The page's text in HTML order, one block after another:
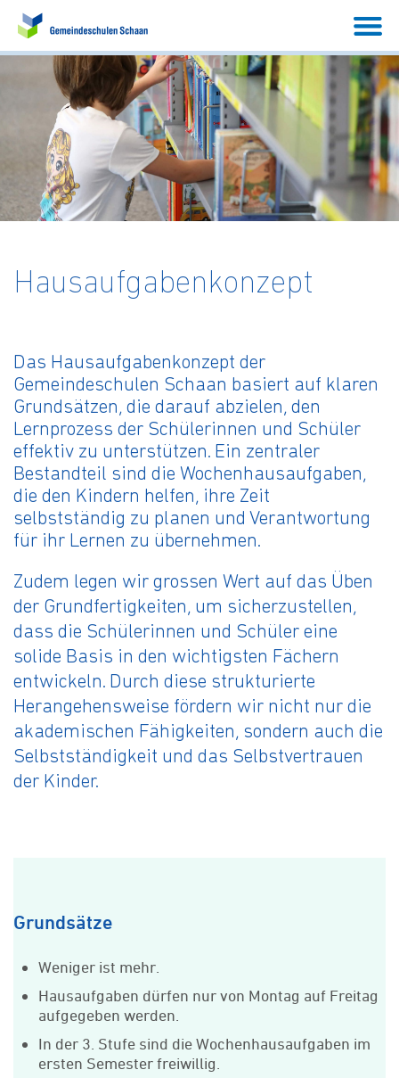
Hausaufgabenkonzept
Das Hausaufgabenkonzept der
Gemeindeschulen Schaan basiert auf klaren
Grundsätzen, die darauf abzielen, den
Lernprozess der Schülerinnen und Schüler
effektiv zu unterstützen. Ein zentraler
Bestandteil sind die Wochenhausaufgaben,
die den Kindern helfen, ihre Zeit
selbstständig zu planen und Verantwortung
für ihr Lernen zu übernehmen.
Zudem legen wir grossen Wert auf das Üben
der Grundfertigkeiten, um sicherzustellen,
dass die Schülerinnen und Schüler eine
solide Basis in den wichtigsten Fächern
entwickeln. Durch diese strukturierte
Herangehensweise fördern wir nicht nur die
akademischen Fähigkeiten, sondern auch die
Selbstständigkeit und das Selbstvertrauen
der Kinder.
Grundsätze
Weniger ist mehr.
Hausaufgaben dürfen nur von Montag auf Freitag
aufgegeben werden.
In der 3. Stufe sind die Wochenhausaufgaben im
ersten Semester freiwillig.